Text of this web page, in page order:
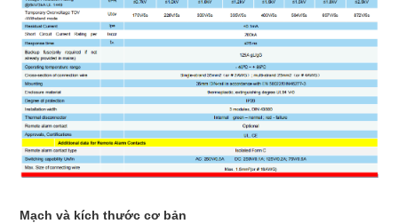
Mạch và kích thước cơ bản